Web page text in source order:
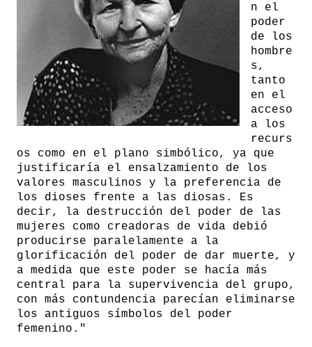
n el
poder
de los
hombre
s,
tanto
en el
acceso
a los
recurs
os como en el plano simbólico, ya que
justificaría el ensalzamiento de los
valores masculinos y la preferencia de
los dioses frente a las diosas. Es
decir, la destrucción del poder de las
mujeres como creadoras de vida debió
producirse paralelamente a la
glorificación del poder de dar muerte, y
a medida que este poder se hacía más
central para la supervivencia del grupo,
con más contundencia parecían eliminarse
los antiguos símbolos del poder
femenino."